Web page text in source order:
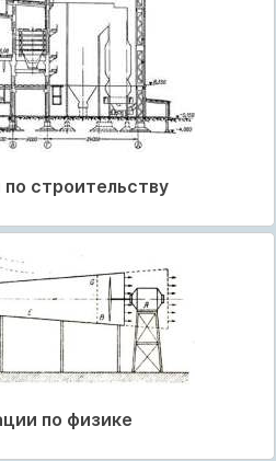
строительству
по физике